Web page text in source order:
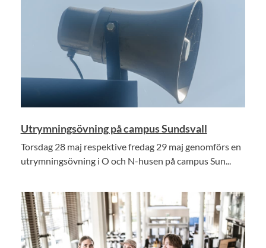
Utrymningsövning på campus Sundsvall
Torsdag 28 maj respektive fredag 29 maj genomförs en
utrymningsövning i O och N-husen på campus Sun...